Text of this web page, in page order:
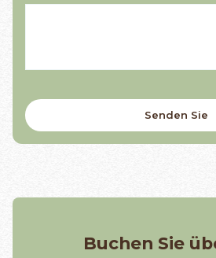
Buchen Sie